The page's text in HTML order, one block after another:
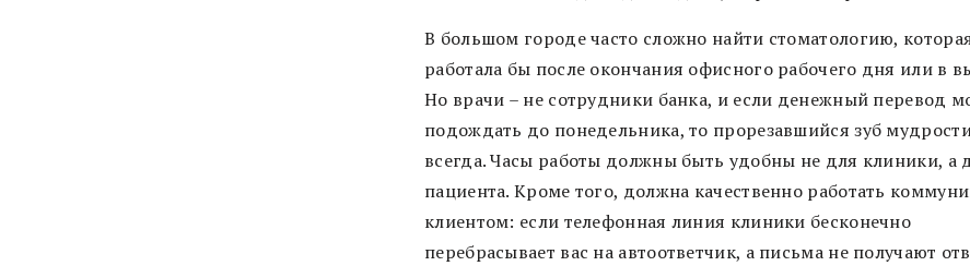
В большом городе часто сложно найти стоматологию,
работала бы после окончания офисного рабочего дня или в
Но врачи – не сотрудники банка, и если денежный перевод
подождать до понедельника, то прорезавшийся зуб
всегда. Часы работы должны быть удобны не для клиники, а
пациента. Кроме того, должна качественно работать
клиентом: если телефонная линия клиники бесконечно
перебрасывает вас на автоответчик, а письма не получают